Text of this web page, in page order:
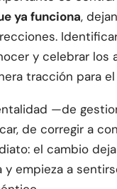
ya funciona,
y celebrar los
tracción para
—de
de corregir a
el cambio
y empieza a